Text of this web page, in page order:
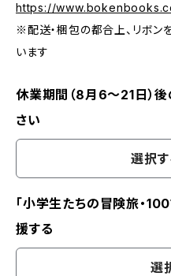
https://
※配送・梱包の都合上、リボン
います
休業期間（8月6〜21日）
さい
選択す
「小学生たちの冒険旅・
援する
選